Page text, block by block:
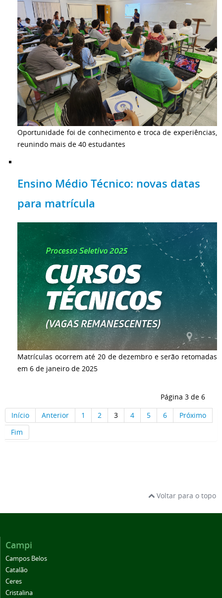
Oportunidade foi de conhecimento e troca de experiências,
reunindo mais de 40 estudantes
Ensino Médio Técnico: novas datas
para matrícula
Matrículas ocorrem até 20 de dezembro e serão retomadas
em 6 de janeiro de 2025
Página 3 de 6
Início
Anterior 1 2 3 4 5 6
Próximo
Fim
Voltar para o topo
Campi
Campos Belos
Catalão
Ceres
Cristalina